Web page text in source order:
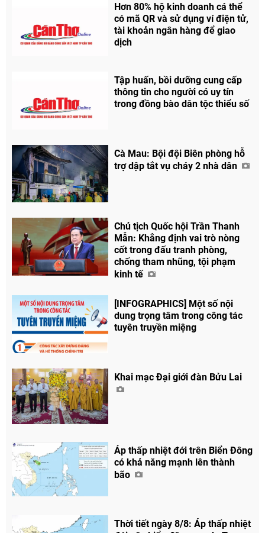
Hơn 80% hộ kinh doanh cá thể
có mã QR và sử dụng ví điện tử,
tài khoản ngân hàng để giao
dịch
Tập huấn, bồi dưỡng cung cấp
thông tin cho người có uy tín
trong đồng bào dân tộc thiểu số
Cà Mau: Bội đội Biên phòng hỗ
trợ dập tắt vụ cháy 2 nhà dân
Chủ tịch Quốc hội Trần Thanh
Mẫn: Khẳng định vai trò nòng
cốt trong đấu tranh phòng,
chống tham nhũng, tội phạm
kinh tế
[INFOGRAPHICS] Một số nội
dung trọng tâm trong công tác
tuyên truyền miệng
Khai mạc Đại giới đàn Bửu Lai
Áp thấp nhiệt đới trên Biển Đông
có khả năng mạnh lên thành
bão
Thời tiết ngày 8/8: Áp thấp nhiệt